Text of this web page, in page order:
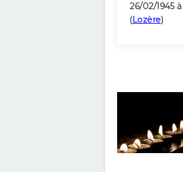
26/02/1945 à
(Lozère)